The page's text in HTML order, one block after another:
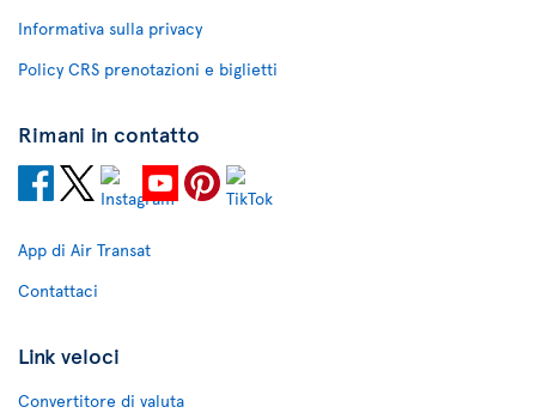
Informativa sulla privacy
Policy CRS prenotazioni e biglietti
Rimani in contatto
App di Air Transat
Contattaci
Link veloci
Convertitore di valuta